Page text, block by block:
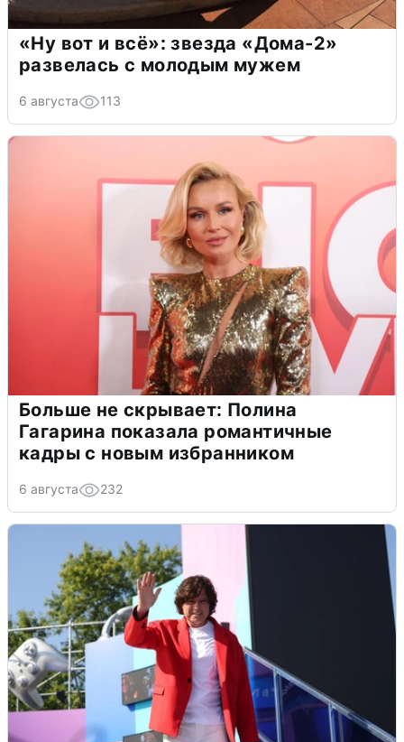
«Ну вот и всё»: звезда «Дома-2»
развелась с молодым мужем
6 августа 113
Больше не скрывает: Полина
Гагарина показала романтичные
кадры с новым избранником
6 августа 232